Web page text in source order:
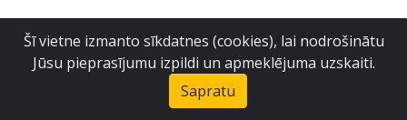
Šī vietne izmanto sīkdatnes (cookies), lai nodrošinātu
Jūsu pieprasījumu izpildi un apmeklējuma uzskaiti.
Sapratu